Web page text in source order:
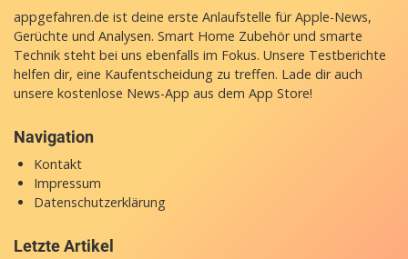
appgefahren.de ist deine erste Anlaufstelle für Apple-News,
Gerüchte und Analysen. Smart Home Zubehör und smarte
Technik steht bei uns ebenfalls im Fokus. Unsere Testberichte
helfen dir, eine Kaufentscheidung zu treffen. Lade dir auch
unsere kostenlose News-App aus dem App Store!
Navigation
Kontakt
Impressum
Datenschutzerklärung
Letzte Artikel